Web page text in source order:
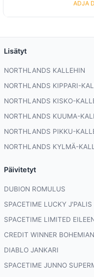
ADJA
Lisätyt
NORTHLANDS KALLEHIN
NORTHLANDS KIPPARI-
NORTHLANDS KISKO-
NORTHLANDS KUUMA-
NORTHLANDS PIKKU-
NORTHLANDS KYLMÄ-
Päivitetyt
DUBION ROMULUS
SPACETIME LUCKY J'PALIS
SPACETIME LIMITED
CREDIT WINNER BOHEMIAN
DIABLO JANKARI
SPACETIME JUNNO